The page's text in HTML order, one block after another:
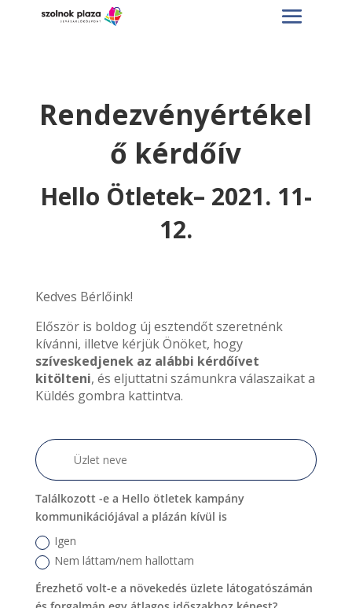
Rendezvényértékel
ő kérdőív
Hello Ötletek– 2021. 11-
12.
Kedves Bérlőink!
Először is boldog új esztendőt szeretnénk
kívánni, illetve kérjük Önöket, hogy
szíveskedjenek az alábbi kérdőívet
kitölteni, és eljuttatni számunkra válaszaikat a
Küldés gombra kattintva.
Találkozott -e a Hello ötletek kampány
kommunikációjával a plázán kívül is
Igen
Nem láttam/nem hallottam
Érezhető volt-e a növekedés üzlete látogatószámán